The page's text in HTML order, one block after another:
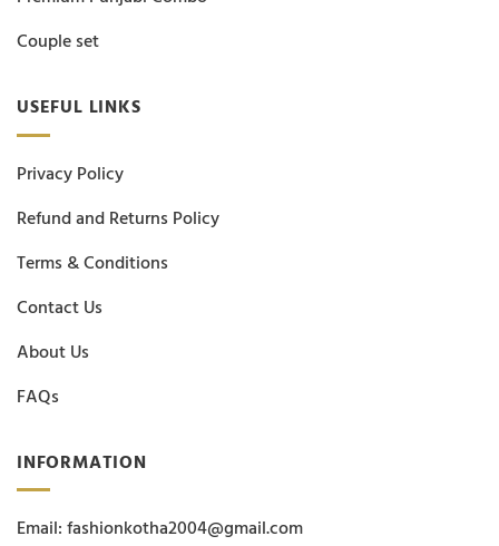
Couple set
USEFUL LINKS
Privacy Policy
Refund and Returns Policy
Terms & Conditions
Contact Us
About Us
FAQs
INFORMATION
Email: fashionkotha2004@gmail.com